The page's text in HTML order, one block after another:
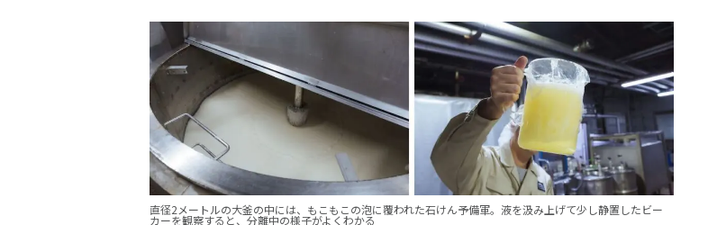
直径2メートルの大釜の中には、もこもこの泡に覆われた石けん予備軍。液を汲み上げて少し静置したビー
カーを観察すると、分離中の様子がよくわかる